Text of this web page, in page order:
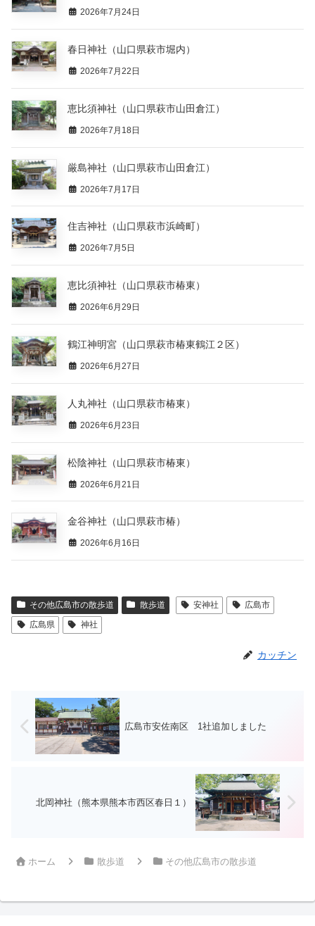
2026年7月24日
春日神社（山口県萩市堀内）
2026年7月22日
恵比須神社（山口県萩市山田倉江）
2026年7月18日
厳島神社（山口県萩市山田倉江）
2026年7月17日
住吉神社（山口県萩市浜崎町）
2026年7月5日
恵比須神社（山口県萩市椿東）
2026年6月29日
鶴江神明宮（山口県萩市椿東鶴江２区）
2026年6月27日
人丸神社（山口県萩市椿東）
2026年6月23日
松陰神社（山口県萩市椿東）
2026年6月21日
金谷神社（山口県萩市椿）
2026年6月16日
その他広島市の散歩道 散歩道 安神社
広島市
広島県
神社
カッチン
広島市安佐南区 1社追加しました
北岡神社（熊本県熊本市西区春日１）
ホーム 散歩道 その他広島市の散歩道